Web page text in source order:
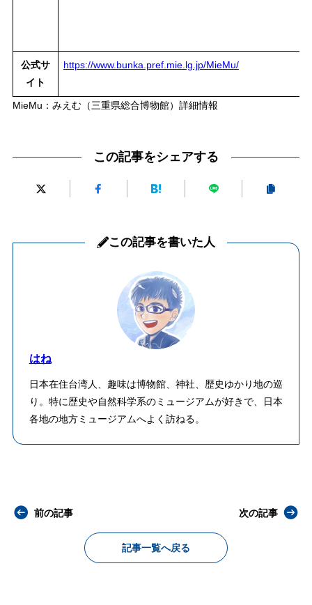
公式サ
イト
https://www.bunka.pref.mie.lg.jp/MieMu/
MieMu：みえむ（三重県総合博物館）詳細情報
この記事をシェアする
この記事を書いた人
はね
日本在住台湾人、趣味は博物館、神社、歴史ゆかり地の巡
り。特に歴史や自然科学系のミュージアムが好きで、日本
各地の地方ミュージアムへよく訪ねる。
前の記事
記事一覧へ戻る
次の記事